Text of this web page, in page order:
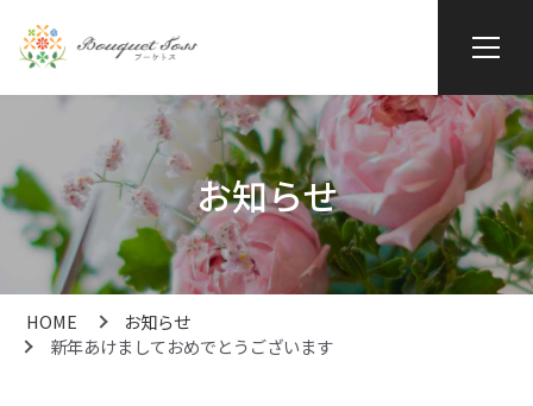
お知らせ
HOME
お知らせ
新年あけましておめでとうございます